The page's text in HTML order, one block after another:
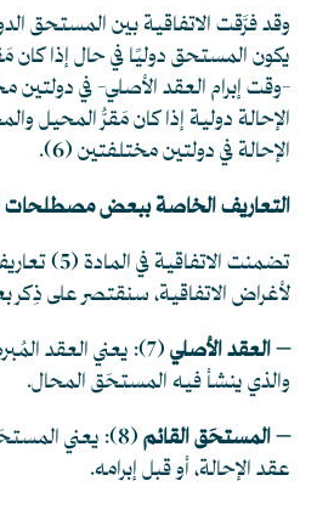
وقد فرَّقت الاتفاقية بين المستحق
يكون المستحق دوليًا في حال إذا كان
-وقت إبرام العقد الأصلي- في دولتين
الإحالة دولية إذا كان مَقرُّ المحيل
الإحالة في دولتين مختلفتين(6)
.
التعاريف الخاصة ببعض مصطلحات
تضمنت
لأغراض الاتفاقية، سنقتصر على ذِكر
– العقد الأصلي(7) : يعني العقد
والذي ينشأ فيه المستحَق المحال.
– المستحَق القائم(8)
: يعني
عقد الإحالة، أو قبل إبرامه.